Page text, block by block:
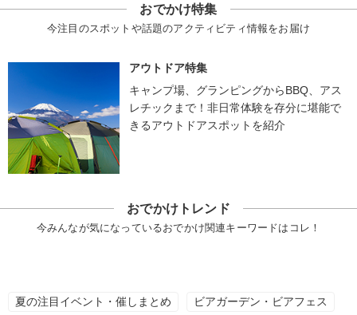
おでかけ特集
今注目のスポットや話題のアクティビティ情報をお届け
アウトドア特集
キャンプ場、グランピングからBBQ、アス
レチックまで！非日常体験を存分に堪能で
きるアウトドアスポットを紹介
おでかけトレンド
今みんなが気になっているおでかけ関連キーワードはコレ！
夏の注目イベント・催しまとめ ビアガーデン・ビアフェス